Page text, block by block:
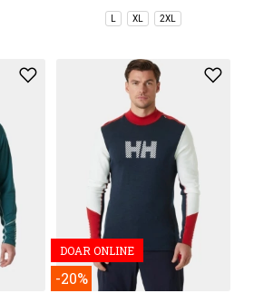
XL 2XL
DOAR ONLINE
-20%